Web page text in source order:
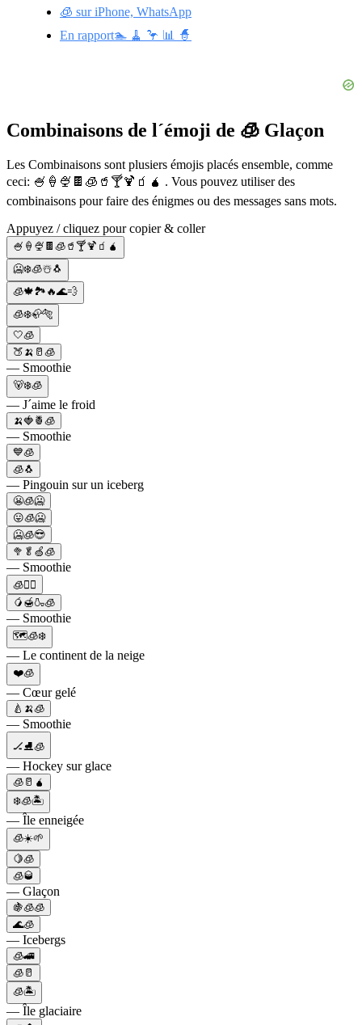
🧊 sur iPhone, WhatsApp
En rapport🏊 🧹 🦩 📊 🧙
Combinaisons de l´émoji de 🧊 Glaçon
Les Combinaisons sont plusiers émojis placés ensemble, comme
ceci: 🍧🍦🍨🍫🧊🥤🍸🍹🧃🧉 . Vous pouvez utiliser des
combinaisons pour faire des énigmes ou des messages sans mots.
Appuyez / cliquez pour copier & coller
🍧🍦🍨🍫🧊🥤🍸🍹🧃🧉
🥶❄️🧊☃️🐧
🧊🍁🏞️🔥🌊💨
🧊❄️🦣🐅
🤍🧊
🍑🍌🥛🧊
— Smoothie
🐻‍❄️🧊
— J´aime le froid
🍌🍓🍍🧊
— Smoothie
💙🧊
🧊🐧
— Pingouin sur un iceberg
😬🧊🥶
😛🧊🥶
🥶🧊😎
🥦🥬🍏🧊
— Smoothie
🧊🧚‍♀️
🥭🍯🍶🧊
— Smoothie
🗺🧊❄️
— Le continent de la neige
❤️🧊
— Cœur gelé
🍐🍌🧊
— Smoothie
🏒⛸🧊
— Hockey sur glace
🧊🥛🧉
❄️🧊🏝
— Île enneigée
🧊☀️🌱
🍋🧊
🧊🥃
— Glaçon
🍇🧊🧊
🌊🧊
— Icebergs
🧊🚄
🧊🥛
🧊🏝
— Île glaciaire